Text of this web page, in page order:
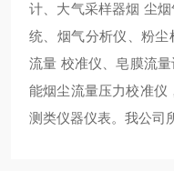
计、大气采样器烟 尘
统、烟气分析仪、粉
流量 校准仪、皂膜流
能烟尘流量压力校准仪
测类仪器仪表。我公司